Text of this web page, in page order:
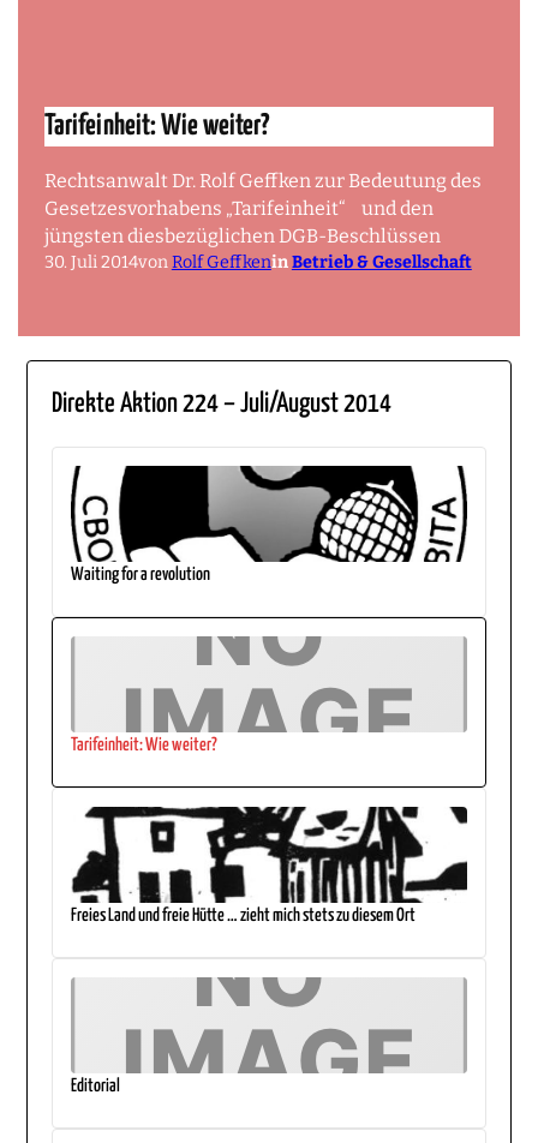
Tarifeinheit: Wie weiter?
Rechtsanwalt Dr. Rolf Geffken zur Bedeutung des
Gesetzesvorhabens „Tarifeinheit“ und den
jüngsten diesbezüglichen DGB-Beschlüssen
30. Juli 2014vonRolf GeffkeninBetrieb & Gesellschaft
Direkte Aktion 224 – Juli/August 2014
Waiting for a revolution
Tarifeinheit: Wie weiter?
Freies Land und freie Hütte … zieht mich stets zu diesem Ort
Editorial